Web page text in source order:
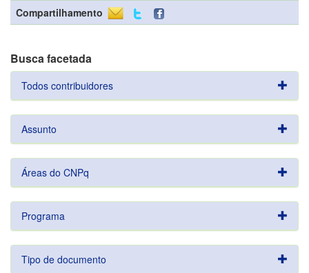
Compartilhamento
Busca facetada
Todos contribuidores
Assunto
Áreas do CNPq
Programa
Tipo de documento